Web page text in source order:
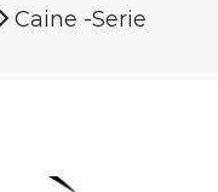
Caine -Serie